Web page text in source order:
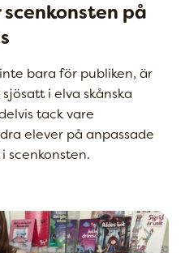
på
bara för publiken, är
i elva skånska
tack vare
elever på anpassade
scenkonsten.